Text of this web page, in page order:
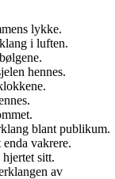
lykke.
i luften.
hennes.
blant publikum.
vakrere.
sitt.
av